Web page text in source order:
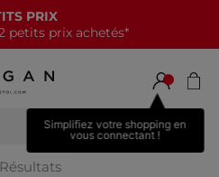
15€ offerts tous
Simplifiez votre shopping en
vous connectant !
Résultats